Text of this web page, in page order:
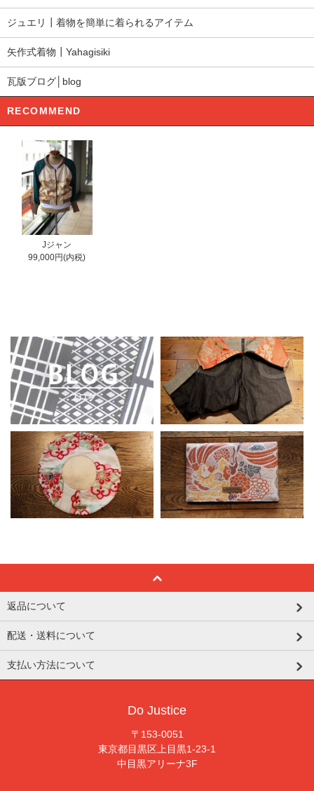
ジュエリ┃着物を簡単に着られるアイテム
矢作式着物┃Yahagisiki
瓦版ブログ│blog
RECOMMEND
Jジャン
99,000円(内税)
返品について
配送・送料について
支払い方法について
Do Justice
〒153-0051
東京都目黒区上目黒1-23-1
中目黒アリーナ3F